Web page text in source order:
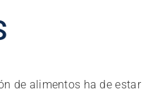
de alimentos ha de estar